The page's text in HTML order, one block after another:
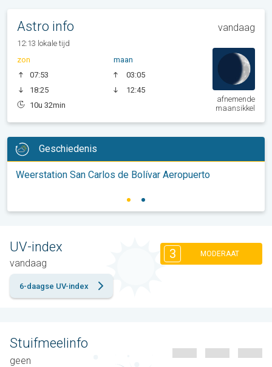
Astro info vandaag
12:13 lokale tijd
zon
07:53
18:25
10u 32min
maan
03:05
12:45
afnemende
maansikkel
Geschiedenis
Weerstation San Carlos de Bolívar Aeropuerto
UV-index
vandaag
3 MODERAAT
6-daagse UV-index
Stuifmeelinfo
geen